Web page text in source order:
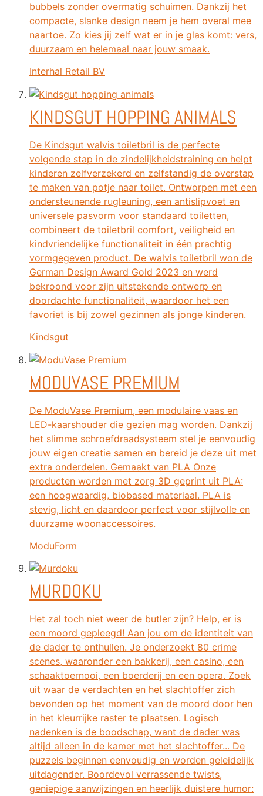
bubbels zonder overmatig schuimen. Dankzij het
compacte, slanke design neem je hem overal mee
naartoe. Zo kies jij zelf wat er in je glas komt: vers,
duurzaam en helemaal naar jouw smaak.
Interhal Retail BV
KINDSGUT HOPPING ANIMALS
De Kindsgut walvis toiletbril is de perfecte
volgende stap in de zindelijkheidstraining en helpt
kinderen zelfverzekerd en zelfstandig de overstap
te maken van potje naar toilet. Ontworpen met een
ondersteunende rugleuning, een antislipvoet en
universele pasvorm voor standaard toiletten,
combineert de toiletbril comfort, veiligheid en
kindvriendelijke functionaliteit in één prachtig
vormgegeven product. De walvis toiletbril won de
German Design Award Gold 2023 en werd
bekroond voor zijn uitstekende ontwerp en
doordachte functionaliteit, waardoor het een
favoriet is bij zowel gezinnen als jonge kinderen.
Kindsgut
MODUVASE PREMIUM
De ModuVase Premium, een modulaire vaas en
LED-kaarshouder die gezien mag worden. Dankzij
het slimme schroefdraadsysteem stel je eenvoudig
jouw eigen creatie samen en bereid je deze uit met
extra onderdelen. Gemaakt van PLA Onze
producten worden met zorg 3D geprint uit PLA:
een hoogwaardig, biobased materiaal. PLA is
stevig, licht en daardoor perfect voor stijlvolle en
duurzame woonaccessoires.
ModuForm
MURDOKU
Het zal toch niet weer de butler zijn? Help, er is
een moord gepleegd! Aan jou om de identiteit van
de dader te onthullen. Je onderzoekt 80 crime
scenes, waaronder een bakkerij, een casino, een
schaaktoernooi, een boerderij en een opera. Zoek
uit waar de verdachten en het slachtoffer zich
bevonden op het moment van de moord door hen
in het kleurrijke raster te plaatsen. Logisch
nadenken is de boodschap, want de dader was
altijd alleen in de kamer met het slachtoffer... De
puzzels beginnen eenvoudig en worden geleidelijk
uitdagender. Boordevol verrassende twists,
geniepige aanwijzingen en heerlijk duistere humor: